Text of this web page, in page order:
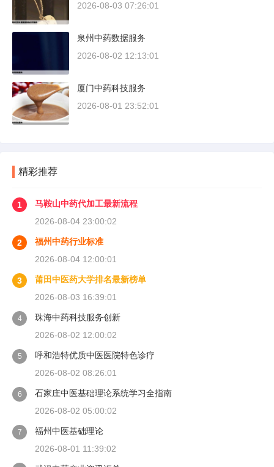
2026-08-03 07:26:01
泉州中药数据服务
2026-08-02 12:13:01
厦门中药科技服务
2026-08-01 23:52:01
精彩推荐
1
马鞍山中药代加工最新流程
2026-08-04 23:00:02
2
福州中药行业标准
2026-08-04 12:00:01
3
莆田中医药大学排名最新榜单
2026-08-03 16:39:01
4
珠海中药科技服务创新
2026-08-02 12:00:02
5
呼和浩特优质中医医院特色诊疗
2026-08-02 08:26:01
6
石家庄中医基础理论系统学习全指南
2026-08-02 05:00:02
7
福州中医基础理论
2026-08-01 11:39:02